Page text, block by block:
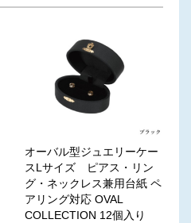
オーバル型ジュエリーケー
スLサイズ ピアス・リン
グ・ネックレス兼用台紙 ペ
アリング対応 OVAL
COLLECTION 12個入り